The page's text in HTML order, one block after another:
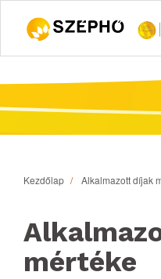
Kezdőlap Alkalmazott díjak
mértéke